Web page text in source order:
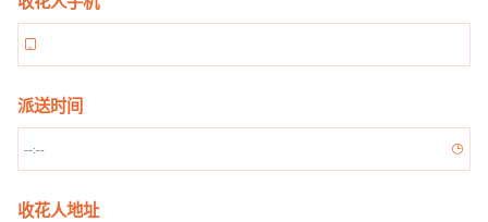

派送时间

收花人地址